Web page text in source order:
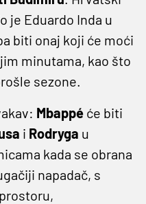
je Eduardo Inda u
biti onaj koji će moći
minutama, kao što
sezone.
Mbappé će biti
i Rodryga u
kada se obrana
napadač, s